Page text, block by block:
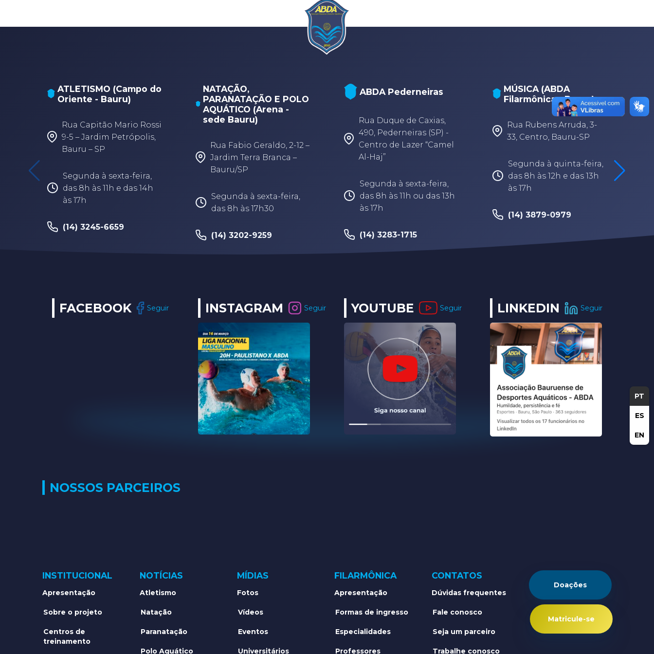
PT
ES
EN
ATLETISMO (Campo do
Oriente - Bauru)
Rua Capitão Mario Rossi
9-5 – Jardim Petrópolis,
Bauru – SP
Segunda à sexta-feira,
das 8h às 11h e das 14h
às 17h
(14) 3245-6659
NATAÇÃO,
PARANATAÇÃO E POLO
AQUÁTICO (Arena -
sede Bauru)
Rua Fabio Geraldo, 2-12 –
Jardim Terra Branca –
Bauru/SP
Segunda à sexta-feira,
das 8h às 17h30
(14) 3202-9259
ABDA Pederneiras
Rua Duque de Caxias,
490, Pederneiras (SP) -
Centro de Lazer “Camel
Al-Haj”
Segunda à sexta-feira,
das 8h às 11h ou das 13h
às 17h
(14) 3283-1715
MÚSICA (ABDA
Filarmônica - Bauru)
Rua Rubens Arruda, 3-
33, Centro, Bauru-SP
Segunda à quinta-feira,
das 8h às 12h e das 13h
às 17h
(14) 3879-0979
FACEBOOK Seguir INSTAGRAM Seguir YOUTUBE Seguir LINKEDIN Seguir
NOSSOS PARCEIROS
INSTITUCIONAL
Apresentação
Sobre o projeto
Centros de
treinamento
NOTÍCIAS
Atletismo
Natação
Paranatação
Polo Aquático
MÍDIAS
Fotos
Vídeos
Eventos
Universitários
FILARMÔNICA
Apresentação
Formas de ingresso
Especialidades
Professores
CONTATOS
Dúvidas frequentes
Fale conosco
Seja um parceiro
Trabalhe conosco
Doações
Matricule-se